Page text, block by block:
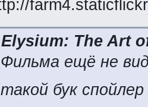
Elysium: The Art
Фильма ещё не
такой бук